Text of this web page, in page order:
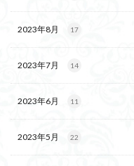
2023年8月 17
2023年7月 14
2023年6月 11
2023年5月 22